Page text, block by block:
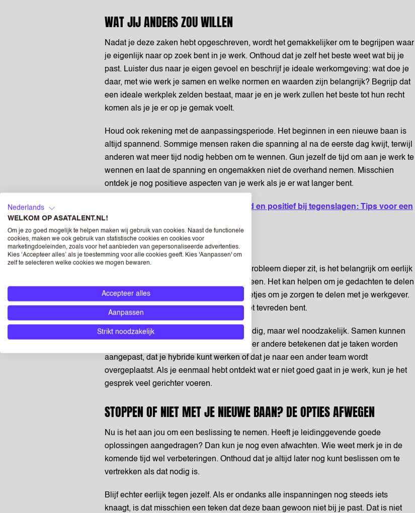
WAT JIJ ANDERS ZOU WILLEN
Nadat je deze zaken hebt opgeschreven, wordt het gemakkelijker om te begrijpen waar
je eigenlijk naar op zoek bent in je werk. Onthoud dat je zelf het beste weet wat bij je
past. Luister dus naar je eigen gevoel en beschrijf je ideale werkomgeving: wat doe je
daar, met wie werk je samen en welke normen en waarden zijn belangrijk? Begrijp dat
een ideale werkplek zelden bestaat, maar je en je werk zullen het beste tot hun recht
komen als je je er op je gemak voelt.
Houd ook rekening met de aanpassingsperiode. Het beginnen in een nieuwe baan is
altijd spannend. Sommige mensen raken die spanning al na de eerste dag kwijt, terwijl
anderen wat meer tijd nodig hebben om te wennen. Gun jezelf de tijd om aan je werk te
wennen en laat de spanning en ongemakken niet de overhand nemen. Misschien
ontdek je nog positieve aspecten van je werk als je er wat langer bent.
Hoe blijf je gemotiveerd en positief bij tegenslagen: Tips voor een
slechte dag
HET GESPREK AANGAAN
Als je toch tot de conclusie komt dat het probleem dieper zit, is het belangrijk om eerlijk
te zijn tegen jezelf en de mensen om je heen. Het kan helpen om je gedachten te delen
met iemand in je privéleven. Het is ook netjes om je zorgen te delen met je werkgever.
Hij of zij kan namelijk niet raden dat jij niet tevreden bent.
Het voeren van dit gesprek is niet eenvoudig, maar wel noodzakelijk. Samen kunnen
jullie oplossingen bespreken. Dit kan onder andere betekenen dat je taken worden
aangepast, dat je hybride kunt werken of dat je naar een ander team wordt
overgeplaatst. Als je eenmaal hebt ontdekt wat er niet goed gaat in je werk, kun je het
gesprek veel gerichter voeren.
STOPPEN OF NIET MET JE NIEUWE BAAN? DE OPTIES AFWEGEN
Nu is het aan jou om een beslissing te nemen. Heeft je leidinggevende goede
oplossingen aangedragen? Dan kun je nog even afwachten. Wie weet merk je in de
komende tijd wel verbeteringen. Onthoud dat je altijd later nog kunt beslissen om te
vertrekken als dat nodig is.
Blijf echter eerlijk tegen jezelf. Als er ondanks alle inspanningen nog steeds iets
knaagt, is dat misschien een teken dat deze baan gewoon niet bij je past. Dat is niet
Nederlands
WELKOM OP ASATALENT.NL!
Om je zo goed mogelijk te helpen maken wij gebruik van cookies. Naast de functionele
cookies, maken we ook gebruik van statistische cookies en cookies voor
marketingdoeleinden, zoals voor het aanbieden van gepersonaliseerde advertenties.
Kies ‘Accepteer alles’ als je toestemming voor alle cookies geeft. Kies 'Aanpassen' om
zelf te selecteren welke cookies we mogen bewaren.
Accepteer alles
Aanpassen
Strikt noodzakelijk